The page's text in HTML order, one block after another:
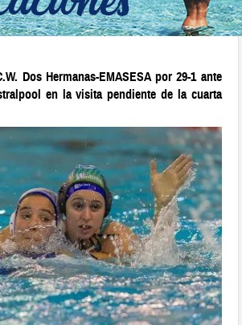
Dos Hermanas-EMASESA por 29-1 ante
en la visita pendiente de la cuarta